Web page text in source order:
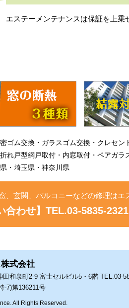
エステーメンテナンスは保証を上乗
ゴム交換・ガラスゴム交換・クレセ
れ戸型網戸取付・内窓取付・ペアガラ
・埼玉県・神奈川県
、玄関、バルコニーなどの修理はエ
合わせ】TEL.03-5835-2321
式会社
和泉町2-9 富士セルビル5・6階 TEL.03-
-7)第136211号
All Rights Reserved.